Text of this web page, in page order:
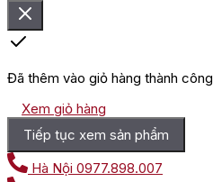
Đã thêm vào giỏ hàng thành công
Xem giỏ hàng
Tiếp tục xem sản phẩm
Hà Nội 0977.898.007